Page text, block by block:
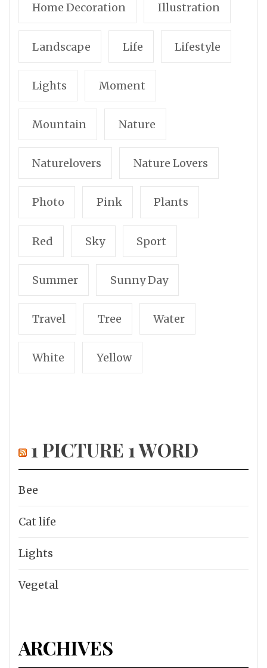
Home Decoration Illustration
Landscape Life Lifestyle
Lights Moment
Mountain Nature
Naturelovers Nature Lovers
Photo Pink Plants
Red Sky Sport
Summer Sunny Day
Travel Tree Water
White Yellow
1 PICTURE 1 WORD
Bee
Cat life
Lights
Vegetal
ARCHIVES